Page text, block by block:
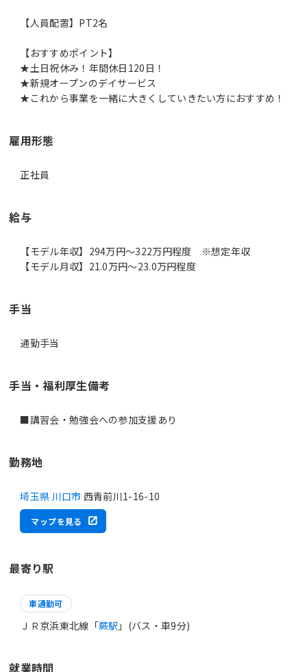
【人員配置】PT2名
【おすすめポイント】
★土日祝休み！年間休日120日！
★新規オープンのデイサービス
★これから事業を一緒に大きくしていきたい方におすすめ！
雇用形態
正社員
給与
【モデル年収】294万円〜322万円程度 ※想定年収
【モデル月収】21.0万円〜23.0万円程度
手当
通勤手当
手当・福利厚生備考
■講習会・勉強会への参加支援あり
勤務地
埼玉県 川口市 西青前川1-16-10
マップを見る
最寄り駅
車通勤可
ＪＲ京浜東北線「蕨駅 」(バス・車9分)
就業時間